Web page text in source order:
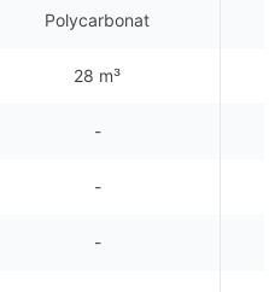
Polycarbonat
28 m³
-
-
-